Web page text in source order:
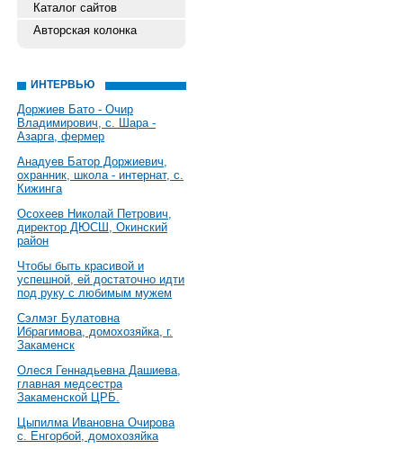
Каталог сайтов
Авторская колонка
ИНТЕРВЬЮ
Доржиев Бато - Очир
Владимирович, с. Шара -
Азарга, фермер
Анадуев Батор Доржиевич,
охранник, школа - интернат, с.
Кижинга
Осохеев Николай Петрович,
директор ДЮСШ, Окинский
район
Чтобы быть красивой и
успешной, ей достаточно идти
под руку с любимым мужем
Сэлмэг Булатовна
Ибрагимова, домохозяйка, г.
Закаменск
Олеся Геннадьевна Дашиева,
главная медсестра
Закаменской ЦРБ.
Цыпилма Ивановна Очирова
с. Енгорбой, домохозяйка